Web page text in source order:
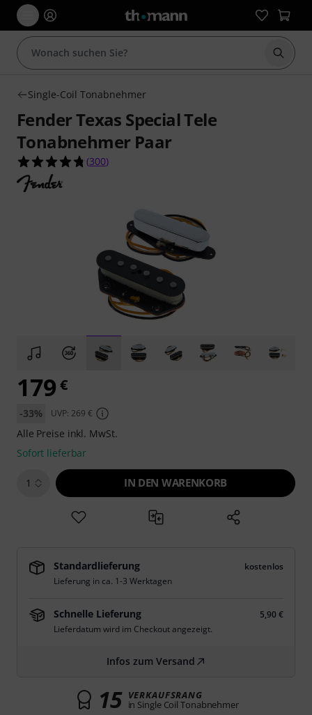
Suche
Single-Coil Tonabnehmer
Fender Texas Special Tele
Tonabnehmer Paar
4.8 von 5 Sternen aus 300 Kundenbewertungen
(300)
179 €
-33% UVP: 269 €
Alle Preise inkl. MwSt.
Sofort lieferbar
1 IN DEN WARENKORB
Standardlieferung
kostenlos
Lieferung in ca. 1-3 Werktagen
Schnelle Lieferung
5,90 €
Lieferdatum wird im Checkout angezeigt.
Infos zum Versand
15 VERKAUFSRANG
in Single Coil Tonabnehmer